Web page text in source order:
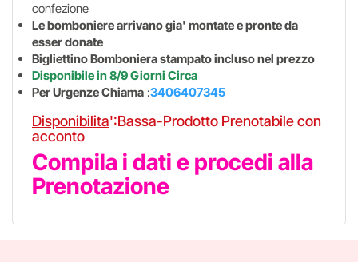
confezione
Le bomboniere arrivano gia' montate e pronte da
esser donate
Bigliettino Bomboniera stampato incluso nel prezzo
Disponibile in 8/9 Giorni Circa
Per Urgenze Chiama :3406407345
Disponibilita':Bassa-Prodotto Prenotabile con
acconto
Compila i dati e procedi alla
Prenotazione